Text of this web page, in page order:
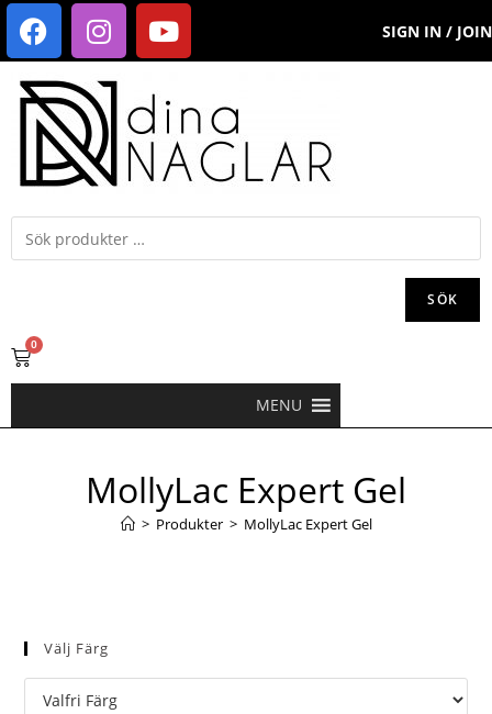
SIGN IN / JOIN
SÖK
0
MENU
MollyLac Expert Gel
> Produkter > MollyLac Expert Gel
Välj Färg